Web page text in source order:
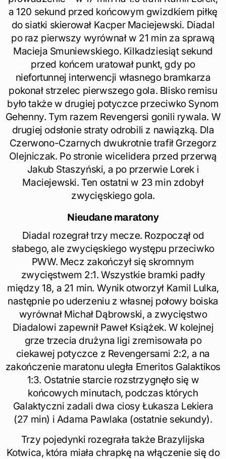
a 120 sekund przed końcowym gwizdkiem piłkę
do siatki skierował Kacper Maciejewski. Diadal
po raz pierwszy wyrównał w 21 min za sprawą
Macieja Smuniewskiego. Kilkadziesiąt sekund
przed końcem uratował punkt, gdy po
niefortunnej interwencji własnego bramkarza
pokonał strzelec pierwszego gola. Blisko remisu
było także w drugiej potyczce przeciwko Synom
Gehenny. Tym razem Revengersi gonili rywala. W
drugiej odsłonie straty odrobili z nawiązką. Dla
Czerwono-Czarnych dwukrotnie trafił Grzegorz
Olejniczak. Po stronie wicelidera przed przerwą
Jakub Staszyński, a po przerwie Lorek i
Maciejewski. Ten ostatni w 23 min zdobył
zwycięskiego gola.
Nieudane maratony
Diadal rozegrał trzy mecze. Rozpoczął od
słabego, ale zwycięskiego występu przeciwko
PWW. Mecz zakończył się skromnym
zwycięstwem 2:1. Wszystkie bramki padły
między 18, a 21 min. Wynik otworzył Kamil Lulka,
następnie po uderzeniu z własnej połowy boiska
wyrównał Michał Dąbrowski, a zwycięstwo
Diadalowi zapewnił Paweł Książek. W kolejnej
grze trzecia drużyna ligi zremisowała po
ciekawej potyczce z Revengersami 2:2, a na
zakończenie maratonu uległa Emeritos Galaktikos
1:3. Ostatnie starcie rozstrzygnęło się w
końcowych minutach, podczas których
Galaktyczni zadali dwa ciosy Łukasza Lekiera
(27 min) i Adama Pawlaka (ostatnie sekundy).
Trzy pojedynki rozegrała także Brazylijska
Kotwica, która miała chrapkę na włączenie się do